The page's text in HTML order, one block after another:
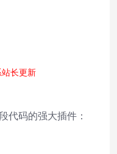
长更新
码的强大插件：